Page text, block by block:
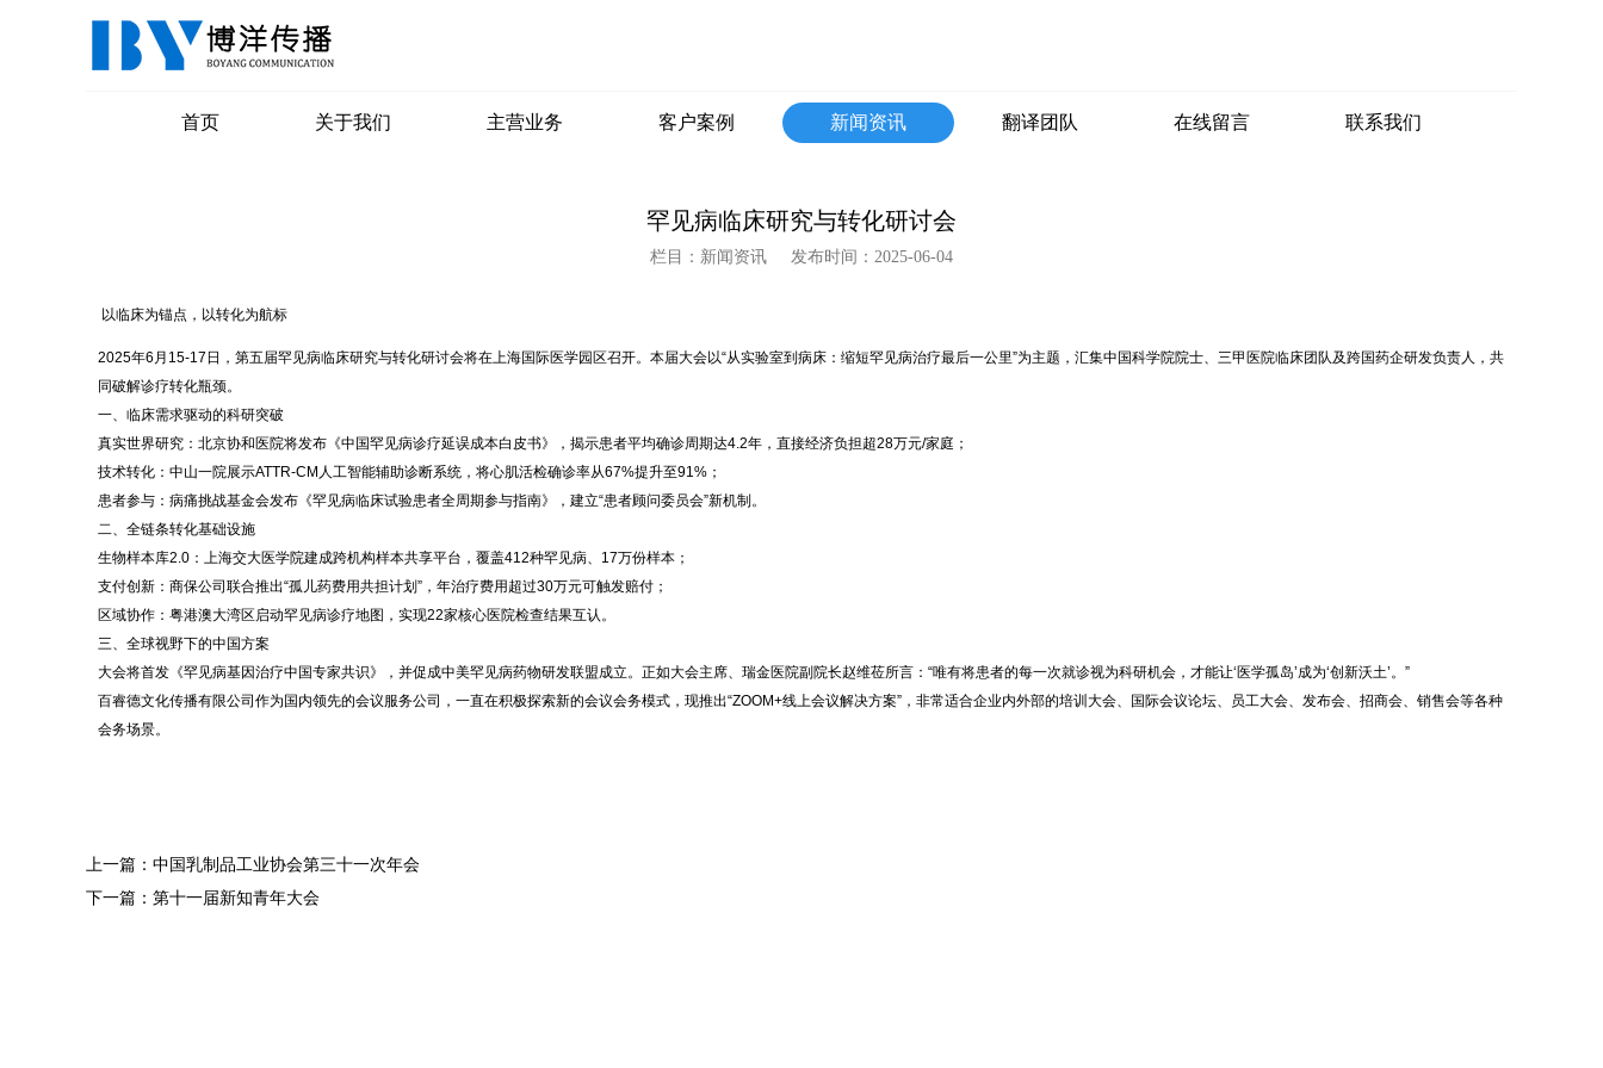
首页 关于我们 主营业务 客户案例 新闻资讯 翻译团队 在线留言 联系我们
罕见病临床研究与转化研讨会
栏目：新闻资讯 发布时间：2025-06-04
以临床为锚点，以转化为航标
2025年6月15-17日，第五届罕见病临床研究与转化研讨会将在上海国际医学园区召开。本届大会以“从实验室到病床：缩短罕见病治疗最后一公里”为主题，汇集中国科学院院士、三甲医院临床团队及跨国药企研发负责人，共
同破解诊疗转化瓶颈。
一、临床需求驱动的科研突破
真实世界研究：北京协和医院将发布《中国罕见病诊疗延误成本白皮书》，揭示患者平均确诊周期达4.2年，直接经济负担超28万元/家庭；
技术转化：中山一院展示ATTR-CM人工智能辅助诊断系统，将心肌活检确诊率从67%提升至91%；
患者参与：病痛挑战基金会发布《罕见病临床试验患者全周期参与指南》，建立“患者顾问委员会”新机制。
二、全链条转化基础设施
生物样本库2.0：上海交大医学院建成跨机构样本共享平台，覆盖412种罕见病、17万份样本；
支付创新：商保公司联合推出“孤儿药费用共担计划”，年治疗费用超过30万元可触发赔付；
区域协作：粤港澳大湾区启动罕见病诊疗地图，实现22家核心医院检查结果互认。
三、全球视野下的中国方案
大会将首发《罕见病基因治疗中国专家共识》，并促成中美罕见病药物研发联盟成立。正如大会主席、瑞金医院副院长赵维莅所言：“唯有将患者的每一次就诊视为科研机会，才能让‘医学孤岛’成为‘创新沃土’。”
百睿德文化传播有限公司作为国内领先的会议服务公司，一直在积极探索新的会议会务模式，现推出“ZOOM+线上会议解决方案”，非常适合企业内外部的培训大会、国际会议论坛、员工大会、发布会、招商会、销售会等各种
会务场景。
上一篇：中国乳制品工业协会第三十一次年会
下一篇：第十一届新知青年大会